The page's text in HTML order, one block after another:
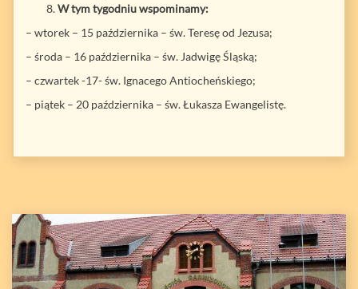
W tym tygodniu wspominamy:
– wtorek – 15 października – św. Teresę od Jezusa;
– środa – 16 października – św. Jadwigę Śląską;
– czwartek -17- św. Ignacego Antiocheńskiego;
– piątek – 20 października – św. Łukasza Ewangelistę.